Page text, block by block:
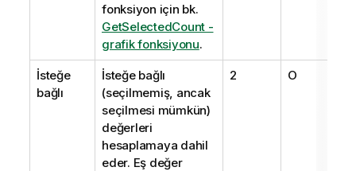
fonksiyon için bk.
GetSelectedCount -
grafik fonksiyonu.
İsteğe
bağlı
İsteğe bağlı
(seçilmemiş, ancak
seçilmesi mümkün)
değerleri
hesaplamaya dahil
eder. Eş değer
2 O